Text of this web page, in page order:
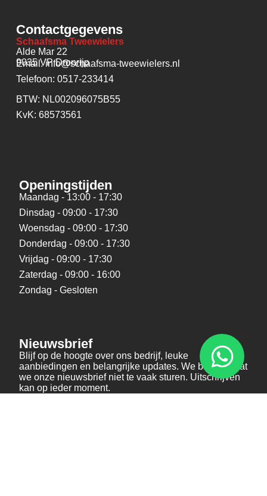
Contactgegevens
Schaafsma Tweewielers
Alde Mar 22
9035 VP Dronrijp
Email: info@schaafsma-tweewielers.nl
Telefoon: 0517-233414
BTW: NL002096075B55
KvK: 68573561
Openingstijden
Maandag - 13:00 - 17:30
Dinsdag - 09:00 - 17:30
Woensdag - 09:00 - 17:30
Donderdag - 09:00 - 17:30
Vrijdag - 09:00 - 17:30
Zaterdag - 09:00 - 16:00
Zondag - Gesloten
Nieuwsbrief
Blijf op de hoogte over ons bedrijf, leuke
aanbiedingen en belangrijke updates. We beloven dat
we onze nieuwsbrief niet te vaak sturen. Uitschrijven
kan op ieder moment.